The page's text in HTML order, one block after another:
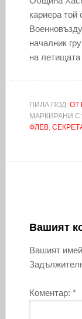
кариера
началник
на
ПИЛА ПОД: ОТ
МАРКИРАНИ С:
ФЛЕВ,
Вашият
Вашият
Коментар: *